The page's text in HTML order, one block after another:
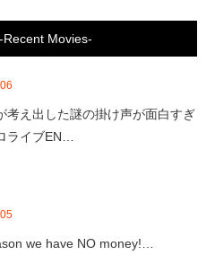
Recent Movies-
考え出した謎の掛け声が面白すぎ
ライブEN…
we have NO money!…